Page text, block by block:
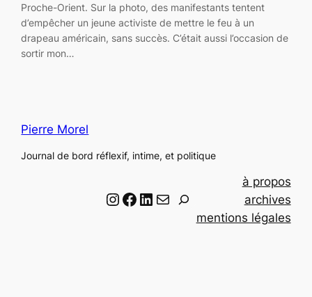
Proche-Orient. Sur la photo, des manifestants tentent
d’empêcher un jeune activiste de mettre le feu à un
drapeau américain, sans succès. C’était aussi l’occasion de
sortir mon…
Pierre Morel
Journal de bord réflexif, intime, et politique
Instagram Facebook LinkedIn Email
à propos
archives
mentions légales